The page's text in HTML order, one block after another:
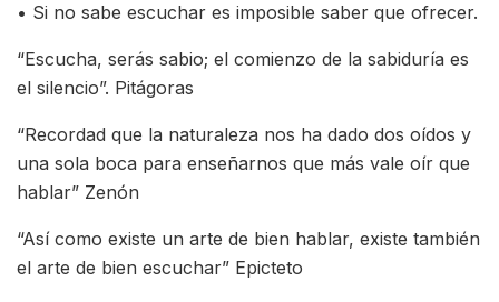
• Si no sabe escuchar es imposible saber que ofrecer.
“Escucha, serás sabio; el comienzo de la sabiduría es
el silencio”. Pitágoras
“Recordad que la naturaleza nos ha dado dos oídos y
una sola boca para enseñarnos que más vale oír que
hablar” Zenón
“Así como existe un arte de bien hablar, existe también
el arte de bien escuchar” Epicteto